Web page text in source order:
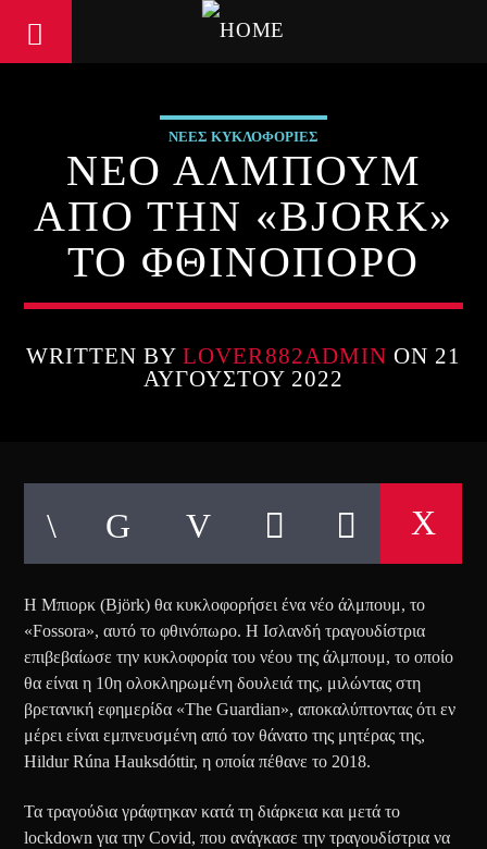
ΝΕΕΣ ΚΥΚΛΟΦΟΡΙΕΣ
ΝΕΟ ΑΛΜΠΟΥΜ
ΑΠΟ ΤΗΝ «BJORK»
ΤΟ ΦΘΙΝΟΠΟΡΟ
WRITTEN BYLOVER882ADMIN ON 21
ΑΥΓΟΎΣΤΟΥ 2022
H Μπιορκ (Björk) θα κυκλοφορήσει ένα νέο άλμπουμ, το
«Fossora», αυτό το φθινόπωρο. Η Ισλανδή τραγουδίστρια
επιβεβαίωσε την κυκλοφορία του νέου της άλμπουμ, το οποίο
θα είναι η 10η ολοκληρωμένη δουλειά της, μιλώντας στη
βρετανική εφημερίδα «The Guardian», αποκαλύπτοντας ότι εν
μέρει είναι εμπνευσμένη από τον θάνατο της μητέρας της,
Hildur Rúna Hauksdóttir, η οποία πέθανε το 2018.
Τα τραγούδια γράφτηκαν κατά τη διάρκεια και μετά το
lockdown για την Covid, που ανάγκασε την τραγουδίστρια να